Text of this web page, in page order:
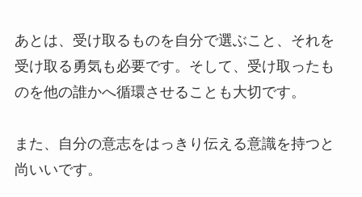
あとは、受け取るものを自分で選ぶこと、それを
受け取る勇気も必要です。そして、受け取ったも
のを他の誰かへ循環させることも大切です。
また、自分の意志をはっきり伝える意識を持つと
尚いいです。